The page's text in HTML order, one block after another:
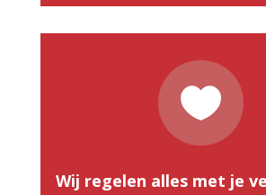

Wij regelen alles met je